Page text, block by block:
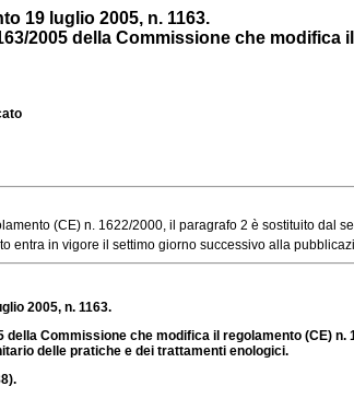
19 luglio 2005, n. 1163.
2005 della Commissione che
(CE) n. 1622/2000, il paragrafo 2 è sostituito dal
in vigore il settimo giorno successivo alla
2005, n. 1163.
della Commissione che modifica il regolamento (CE)
delle pratiche e dei trattamenti enologici.